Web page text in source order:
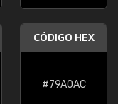
CÓDIGO HEX
#79A0AC